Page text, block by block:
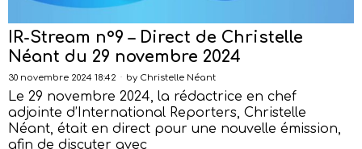
IR-Stream n°9 – Direct de Christelle
Néant du 29 novembre 2024
30 novembre 2024 18:42 by Christelle Néant
Le 29 novembre 2024, la rédactrice en chef
adjointe d’International Reporters, Christelle
Néant, était en direct pour une nouvelle émission,
afin de discuter avec